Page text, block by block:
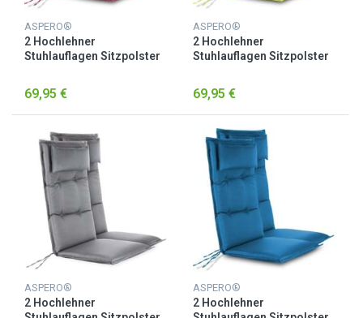
ASPERO®
2 Hochlehner
Stuhlauflagen Sitzpolster
69,95 €
ASPERO®
2 Hochlehner
Stuhlauflagen Sitzpolster
69,95 €
ASPERO®
2 Hochlehner
ASPERO®
2 Hochlehner